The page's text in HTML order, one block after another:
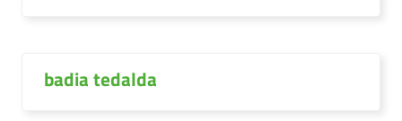
badia tedalda